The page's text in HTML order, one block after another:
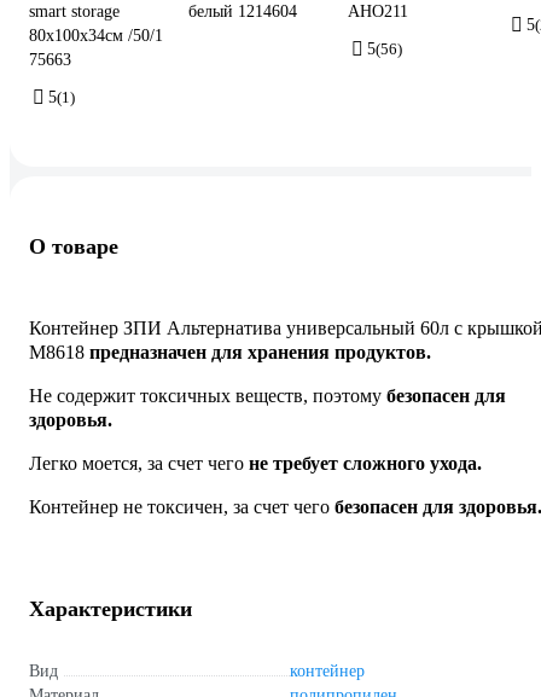
smart storage
80x100x34см /50/1
75663
5(1)
белый 1214604
AHO211
5(56)
5
О товаре
Контейнер ЗПИ Альтернатива универсальный 60л с
М8618 предназначен для хранения продуктов.
Не содержит токсичных веществ, поэтому безопасен для
здоровья.
Легко моется, за счет чего не требует сложного ухода.
Контейнер не токсичен, за счет чего безопасен для здоровья.
Характеристики
Вид
контейнер